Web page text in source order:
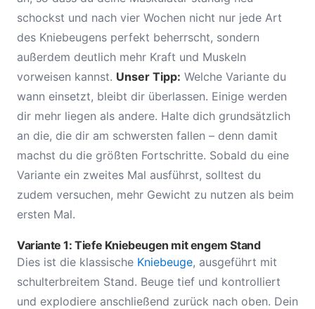
schockst und nach vier Wochen nicht nur jede Art
des Kniebeugens perfekt beherrscht, sondern
außerdem deutlich mehr Kraft und Muskeln
vorweisen kannst. Unser Tipp: Welche Variante du
wann einsetzt, bleibt dir überlassen. Einige werden
dir mehr liegen als andere. Halte dich grundsätzlich
an die, die dir am schwersten fallen – denn damit
machst du die größten Fortschritte. Sobald du eine
Variante ein zweites Mal ausführst, solltest du
zudem versuchen, mehr Gewicht zu nutzen als beim
ersten Mal.
Variante 1: Tiefe Kniebeugen mit engem Stand
Dies ist die klassische Kniebeuge, ausgeführt mit
schulterbreitem Stand. Beuge tief und kontrolliert
und explodiere anschließend zurück nach oben. Dein